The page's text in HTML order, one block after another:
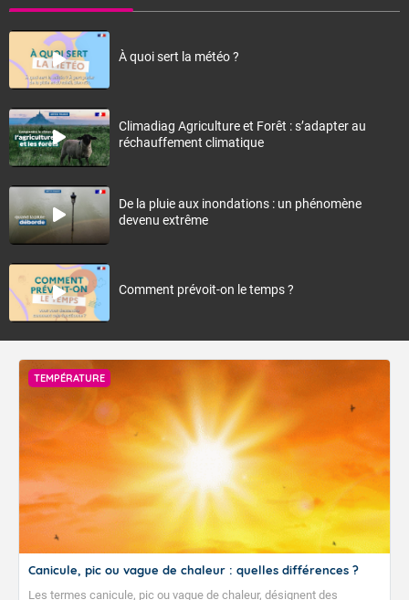
À quoi sert la météo ?
Climadiag Agriculture et Forêt : s’adapter au
réchauffement climatique
De la pluie aux inondations : un phénomène
devenu extrême
Comment prévoit-on le temps ?
TEMPÉRATURE
Canicule, pic ou vague de chaleur : quelles différences ?
Les termes canicule, pic ou vague de chaleur, désignent des